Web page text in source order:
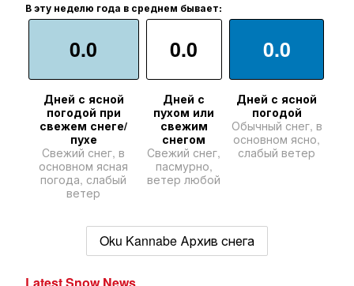
В эту неделю года в среднем бывает:
0.0
Дней с ясной
погодой при
свежем снеге/
пухе
Свежий снег, в
основном ясная
погода, слабый
ветер
0.0
Дней с
пухом или
свежим
снегом
Свежий снег,
пасмурно,
ветер любой
0.0
Дней с ясной
погодой
Обычный снег, в
основном ясно,
слабый ветер
Oku Kannabe Архив снега